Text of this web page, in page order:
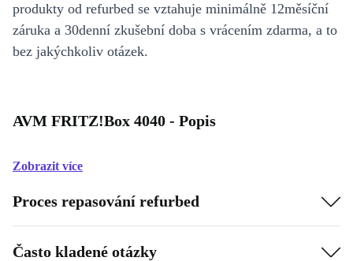
produkty od refurbed se vztahuje minimálně 12měsíční
záruka a 30denní zkušební doba s vrácením zdarma, a to
bez jakýchkoliv otázek.
AVM FRITZ!Box 4040 - Popis
Zobrazit více
Proces repasování refurbed
Často kladené otázky